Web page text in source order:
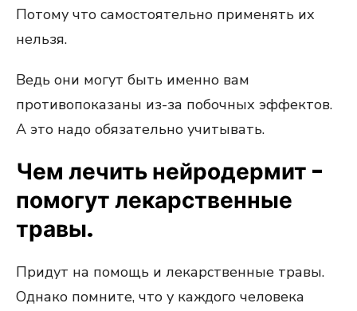
Потому что самостоятельно применять их
нельзя.
Ведь они могут быть именно вам
противопоказаны из-за побочных эффектов.
А это надо обязательно учитывать.
Чем лечить нейродермит -
помогут лекарственные
травы.
Придут на помощь и лекарственные травы.
Однако помните, что у каждого человека